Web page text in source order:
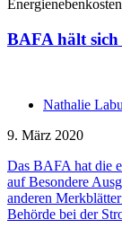
Energienebenkosten
BAFA hält
Nathalie
9. März 2020
Das BAFA hat die
auf Besondere
anderen
Behörde bei der